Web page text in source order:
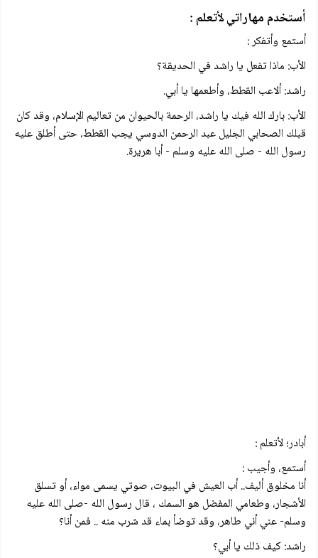
أستخدم مهاراتي لأتعلم :
أستمع وأتفكر :
الأب: ماذا تفعل يا راشد في الحديقة؟
راشد: ألاعب القطط، وأطعمها يا أبي.
الأب: بارك الله فيك يا راشد، الرحمة بالحيوان من تعاليم الإسلام، وقد كان
قبلك الصحابي الجليل عبد الرحمن الدوسي يجب القطط، حتى أطلق عليه
رسول الله - صلى الله عليه وسلم - أبا هريرة.
أبادر؛ لأتعلم :
أستمع، وأجيب :
أنا مخلوق أليف.. أب العيش في البيوت، صوتي يسمى مواء، أو تسلق
الأشجار، وطعامي المفضل هو السمك ، قال رسول الله -صلى الله عليه
وسلم- عني أني طاهر، وقد توضأ بماء قد شرب منه .. فمن أنا؟
راشد: كيف ذلك يا أبي؟